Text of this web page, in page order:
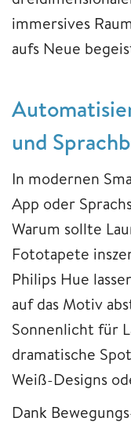
immersives
aufs Neue
und
In modernen
App oder
Warum sollte
Fototapete
Philips Hue
auf das Motiv
Sonnenlicht für
dramatische
Weiß-Designs
Dank